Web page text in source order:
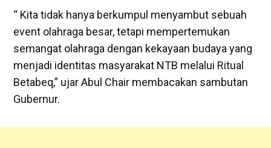
“ Kita tidak hanya berkumpul menyambut sebuah
event olahraga besar, tetapi mempertemukan
semangat olahraga dengan kekayaan budaya yang
menjadi identitas masyarakat NTB melalui Ritual
Betabeq,” ujar Abul Chair membacakan sambutan
Gubernur.